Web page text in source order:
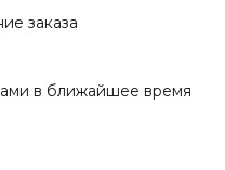
заказа
в ближайшее время